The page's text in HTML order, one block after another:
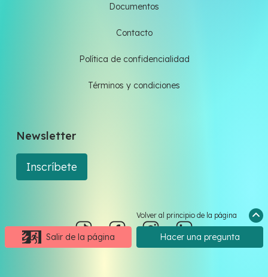
Salir de la página Hacer una pregunta
Volver al principio de la página
Documentos
Contacto
Política de confidencialidad
Términos y condiciones
Newsletter
Inscríbete